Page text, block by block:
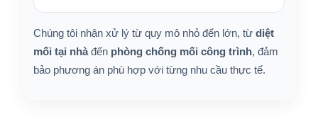
Chúng tôi nhận xử lý từ quy mô nhỏ đến lớn, từ diệt
mối tại nhà đến phòng chống mối công trình, đảm
bảo phương án phù hợp với từng nhu cầu thực tế.